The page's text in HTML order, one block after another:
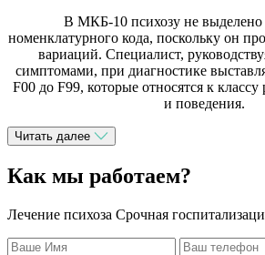
В МКБ-10 психозу не выделено
номенклатурного кода, поскольку он
вариаций. Специалист,
симптомами, при диагностике
F00 до F99, которые относятся к классу
и поведения.
Читать далее
Как мы работаем?
Лечение психоза Срочная